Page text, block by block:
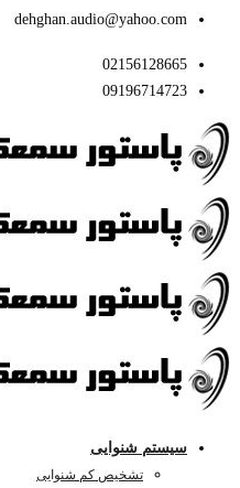
dehghan.audio@yahoo.com
02156128665
09196714723
سیستم شنوایی
تشخیص کم شنوایی